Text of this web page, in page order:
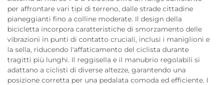
per affrontare vari tipi di terreno, dalle strade cittadine
pianeggianti fino a colline moderate. Il design della
bicicletta incorpora caratteristiche di smorzamento delle
vibrazioni in punti di contatto cruciali, inclusi i maniglioni e
la sella, riducendo l'affaticamento del ciclista durante
tragitti più lunghi. Il reggisella e il manubrio regolabili si
adattano a ciclisti di diverse altezze, garantendo una
posizione corretta per una pedalata comoda ed efficiente. I